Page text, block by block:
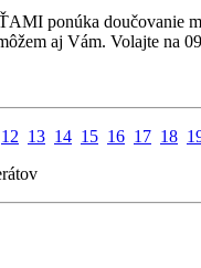
ponúka doučovanie
aj Vám. Volajte na
12 13 14 15 16 17 18